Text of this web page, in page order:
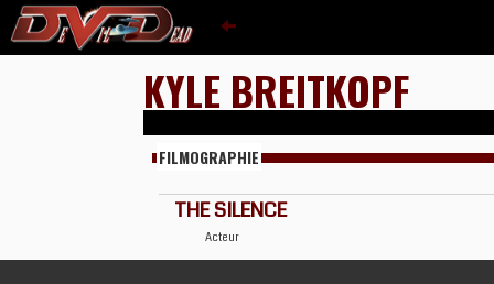
KYLE BREITKOPF
FILMOGRAPHIE
THE SILENCE
Acteur